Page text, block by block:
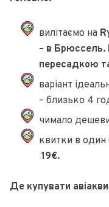
вилітаємо на
– в Брюссель.
пересадкою
варіант
– близько 4
чимало
квитки в один
19€.
Де купувати